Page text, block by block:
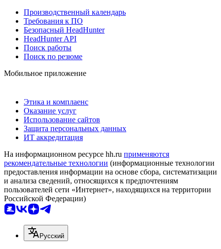
Производственный календарь
Требования к ПО
Безопасный HeadHunter
HeadHunter API
Поиск работы
Поиск по резюме
Мобильное приложение
Этика и комплаенс
Оказание услуг
Использование сайтов
Защита персональных данных
ИТ аккредитация
На информационном ресурсе hh.ru применяются
рекомендательные технологии (информационные технологии
предоставления информации на основе сбора, систематизации
и анализа сведений, относящихся к предпочтениям
пользователей сети «Интернет», находящихся на территории
Российской Федерации)
Русский